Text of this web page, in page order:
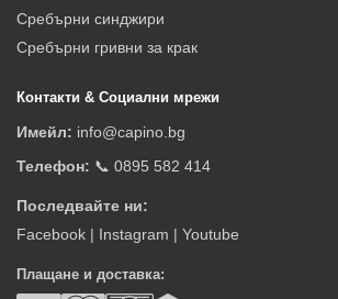
Сребърни синджири
Сребърни гривни за крак
Контакти & Социални мрежи
Имейл: info@capino.bg
Телефон: 📞 0895 582 414
Последвайте ни:
Facebook | Instagram | Youtube
Плащане и доставка: